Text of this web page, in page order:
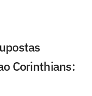
Corinthians: